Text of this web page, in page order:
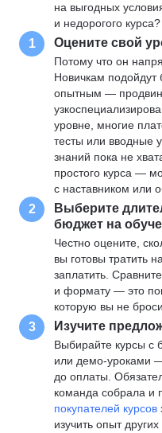
на выгодных
и недорогого курса?
1 Оцените свой
Потому что он
Новичкам
опытным —
уровне, многие
тесты или вводные
знаний пока не
простого курса —
с наставником или
2
Выберите
бюджет на
Честно оцените,
вы готовы тратить
заплатить.
и формату — это
которую вы не
3 Изучите
Выбирайте курсы с
или демо-уроками
до оплаты.
команда собрала и
покупателей курсов
изучить опыт